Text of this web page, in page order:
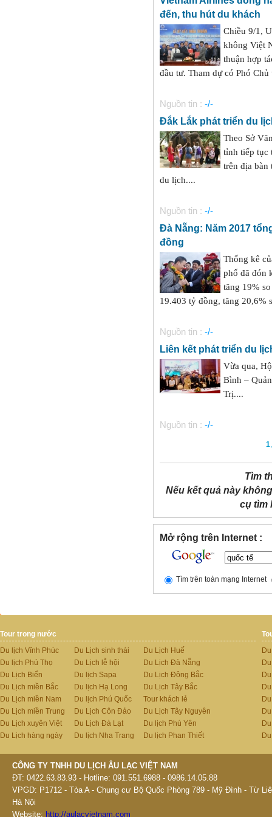
đến, thu hút du khách
Chiều 9/1,
không Việt
thuận hợp
đầu tư. Tham dự có Phó
Nguồn tin : -/-
Đắk Lắk phát triển du
Theo Sở
tỉnh tiếp tục
trên địa bàn
du lịch....
Nguồn tin : -/-
Đà Nẵng: Năm 2017
đồng
Thống kê
phố đã đón
tăng 19%
19.403 tỷ đồng, tăng 20,6%
Nguồn tin : -/-
Liên kết phát triển du
Vừa qua,
Bình –
Trị....
Nguồn tin : -/-
1
Tìm
Nếu kết quả này
cụ tìm
Mở rộng trên Internet :
Tìm trên toàn mạng Internet
Tour trong nước
Du lịch Vĩnh Phúc
Du lịch Phú Thọ
Du Lịch Biển
Du Lịch miền Bắc
Du Lịch miền Nam
Du Lịch miền Trung
Du Lịch xuyên Việt
Du Lịch hàng ngày
Du Lịch sinh thái
Du Lịch lễ hội
Du lịch Sapa
Du lịch Hạ Long
Du lịch Phú Quốc
Du Lịch Côn Đảo
Du Lịch Đà Lạt
Du lịch Nha Trang
Du Lịch Huế
Du Lịch Đà Nẵng
Du Lịch Đông Bắc
Du Lịch Tây Bắc
Tour khách lẻ
Du Lịch Tây Nguyên
Du lịch Phú Yên
Du lịch Phan Thiết
CÔNG TY TNHH DU LỊCH ÂU LẠC VIỆT NAM
ĐT: 0422.63.83.93 - Hotline: 091.551.6988 - 0986.14.05.88
VPGD: P1712 - Tòa A - Chung cư Bộ Quốc Phòng 789 - Mỹ Đình - Từ
Hà Nội
Website: http://aulacvietnam.com